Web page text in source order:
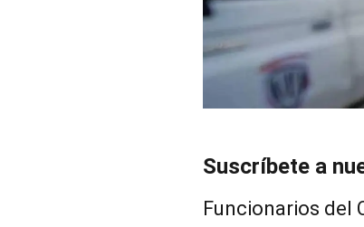
Suscríbete a
Funcionarios del